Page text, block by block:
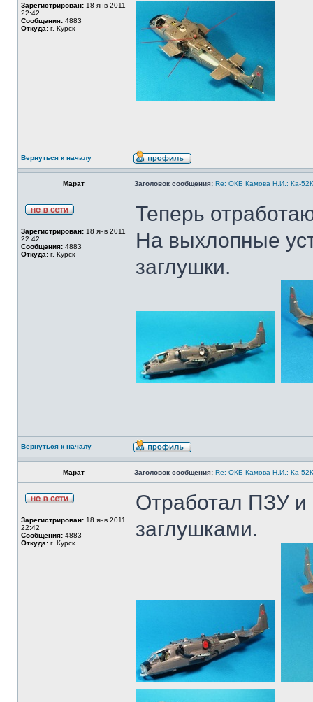
Зарегистрирован: 18 янв 2011
22:42
Сообщения: 4883
Откуда: г. Курск
Вернуться к началу
Марат Заголовок сообщения: Re: ОКБ Камова Н.И.: Ка-
Зарегистрирован: 18 янв 2011
22:42
Сообщения: 4883
Откуда: г. Курск
Теперь
На выхлопные
заглушки.
Вернуться к началу
Марат Заголовок сообщения: Re: ОКБ Камова Н.И.: Ка-
Зарегистрирован: 18 янв 2011
22:42
Сообщения: 4883
Откуда: г. Курск
Отработал ПЗУ и
заглушками.